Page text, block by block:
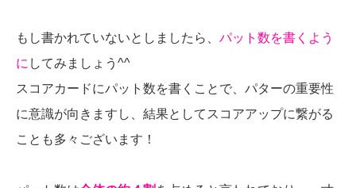
もし書かれていないとしましたら、 パット数を書くよう
に してみましょう^^
スコアカードにパット数を書くことで、パターの重要性
に意識が向きますし、結果としてスコアアップに繋がる
ことも多々ございます！